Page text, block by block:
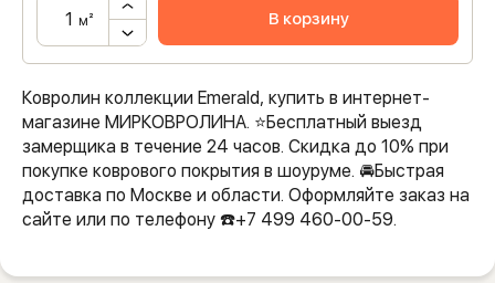
м² В корзину
Ковролин коллекции Emerald, купить в интернет-
магазине МИРКОВРОЛИНА. ⭐️Бесплатный выезд
замерщика в течение 24 часов. Скидка до 10% при
покупке коврового покрытия в шоуруме. 🚘Быстрая
доставка по Москве и области. Оформляйте заказ на
сайте или по телефону ☎️+7 499 460-00-59.